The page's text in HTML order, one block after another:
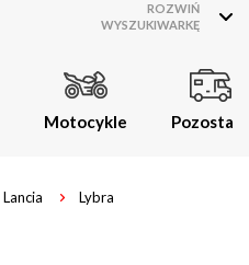
Motocykle Pozostałe
ROZWIŃ
WYSZUKIWARKĘ
Lancia Lybra